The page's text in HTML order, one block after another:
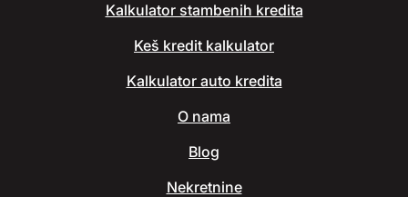
Kalkulator stambenih kredita
Keš kredit kalkulator
Kalkulator auto kredita
O nama
Blog
Nekretnine